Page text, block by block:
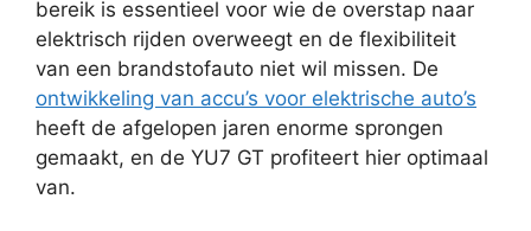
bereik is essentieel voor wie de overstap naar
elektrisch rijden overweegt en de flexibiliteit
van een brandstofauto niet wil missen. De
ontwikkeling van accu’s voor elektrische auto’s
heeft de afgelopen jaren enorme sprongen
gemaakt, en de YU7 GT profiteert hier optimaal
van.